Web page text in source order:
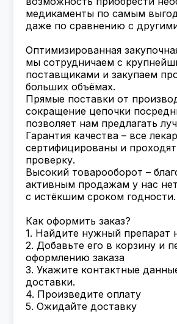
медикаменты по самым
даже по сравнению с
Оптимизированная
мы сотрудничаем с
поставщиками и закупаем
больших объёмах.
Прямые поставки от
сокращение цепочки
позволяет нам предлагать
Гарантия качества – все
сертифицированы и
проверку.
Высокий товарооборот –
активным продажам у нас
с истёкшим сроком годности.
Как оформить заказ?
1. Найдите нужный препарат
2. Добавьте его в корзину и
оформлению заказа
3. Укажите контактные
доставки.
4. Произведите оплату
5. Ожидайте доставку